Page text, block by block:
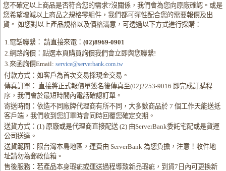
您不確定以上商品是否符合您的需求?沒關係，我們會為您向原廠確認。或是
您希望增減以上商品之規格零組件，我們都可彈性配合您的需要報價及出
貨。 如您對以上產品規格以及價格滿意，可透過以下方式進行採購：
1.電話聯繫： 請直接來電：(02)8969-0901
2.網路詢價：點選本頁購買詢價我們會立即與您聯繫!
3.來函詢價Email: service@serverbank.com.tw
付款方式：如客戶為首次交易採現金交易。
傳真訂單： 直接將正式報價單簽名後傳真至(02)2253-9016 即完成訂購程
序，我們會於最短時間內電話確認訂單。
寄送時間：依造不同廠牌代理商有所不同，大多數商品於 7 個工作天能送抵
客戶端，我們收到您訂單時會同時回覆您確定交期。
送貨方式：(1) 原廠或是代理商直接配送 (2) 由ServerBank委託宅配或是貨運
公司送達。
送貨範圍：限台灣本島地區，運費由 ServerBank 為您負擔，注意！收件地
址請勿為郵政信箱。
售後服務：若產品本身瑕疵或運送過程導致新品瑕疵，到貨7日內可更換新